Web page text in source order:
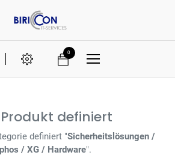
0
definiert
definiert "Sicherheitslösungen /
/ XG / Hardware".